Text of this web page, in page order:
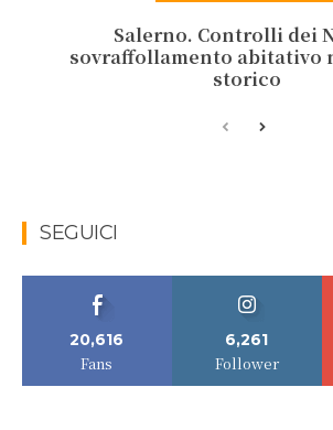
Salerno. Controlli dei
sovraffollamento abitativo
storico
SEGUICI
20,616
Fans
6,261
Follower